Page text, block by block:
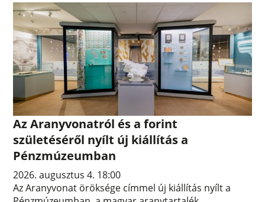
Az Aranyvonatról és a forint
születéséről nyílt új kiállítás a
Pénzmúzeumban
2026. augusztus 4. 18:00
Az Aranyvonat öröksége címmel új kiállítás nyílt a